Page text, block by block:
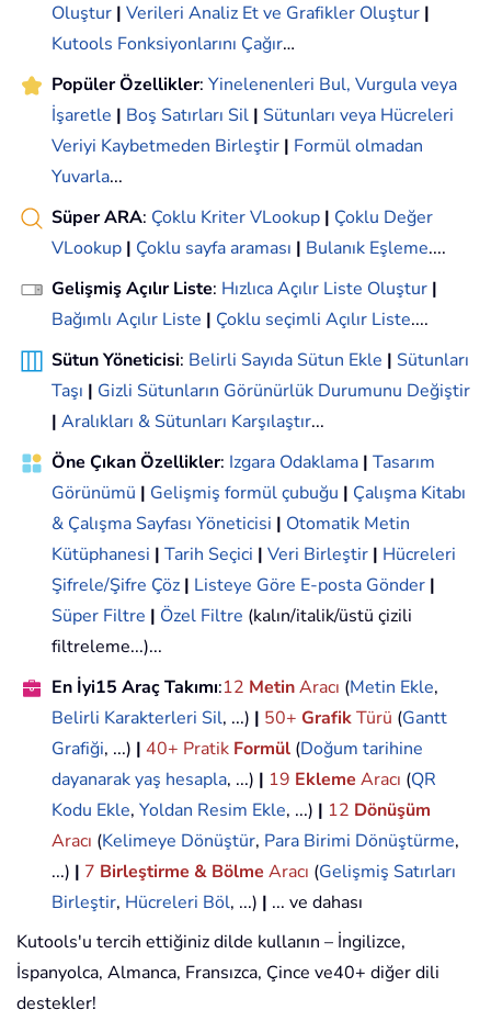
Oluştur | Verileri Analiz Et ve Grafikler Oluştur |
Kutools Fonksiyonlarını Çağır…
Popüler Özellikler: Yinelenenleri Bul, Vurgula veya
İşaretle | Boş Satırları Sil | Sütunları veya Hücreleri
Veriyi Kaybetmeden Birleştir | Formül olmadan
Yuvarla...
Süper ARA: Çoklu Kriter VLookup | Çoklu Değer
VLookup | Çoklu sayfa araması | Bulanık Eşleme....
Gelişmiş Açılır Liste: Hızlıca Açılır Liste Oluştur |
Bağımlı Açılır Liste | Çoklu seçimli Açılır Liste....
Sütun Yöneticisi: Belirli Sayıda Sütun Ekle | Sütunları
Taşı | Gizli Sütunların Görünürlük Durumunu Değiştir
| Aralıkları & Sütunları Karşılaştır...
Öne Çıkan Özellikler: Izgara Odaklama | Tasarım
Görünümü | Gelişmiş formül çubuğu | Çalışma Kitabı
& Çalışma Sayfası Yöneticisi | Otomatik Metin
Kütüphanesi | Tarih Seçici | Veri Birleştir | Hücreleri
Şifrele/Şifre Çöz | Listeye Göre E-posta Gönder |
Süper Filtre | Özel Filtre (kalın/italik/üstü çizili
filtreleme...)...
En İyi15 Araç Takımı:12 MetinAracı (Metin Ekle,
Belirli Karakterleri Sil, ...) | 50+ GrafikTürü (Gantt
Grafiği, ...) | 40+ Pratik Formül (Doğum tarihine
dayanarak yaş hesapla, ...) | 19 Ekleme Aracı (QR
Kodu Ekle, Yoldan Resim Ekle, ...) | 12 Dönüşüm
Aracı (Kelimeye Dönüştür, Para Birimi Dönüştürme,
...) | 7 Birleştirme & Bölme Aracı (Gelişmiş Satırları
Birleştir, Hücreleri Böl, ...) | ... ve dahası
Kutools'u tercih ettiğiniz dilde kullanın – İngilizce,
İspanyolca, Almanca, Fransızca, Çince ve40+ diğer dili
destekler!